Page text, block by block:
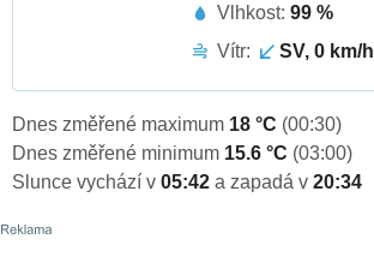
Vlhkost: 99 %
Vítr:
SV, 0 km/h
Dnes změřené maximum 18 °C (00:30)
Dnes změřené minimum 15.6 °C (03:00)
Slunce vychází v 05:42 a zapadá v 20:34